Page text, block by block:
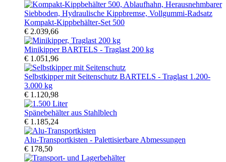
Kompakt-Kippbehälter-Set 500
€ 2.039,66
Minikipper BARTELS - Traglast 200 kg
€ 1.051,96
Selbstkipper mit Seitenschutz BARTELS - Traglast 1.200-
3.000 kg
€ 1.120,98
Spänebehälter aus Stahlblech
€ 1.185,24
Alu-Transportkisten - Palettisierbare Abmessungen
€ 178,50